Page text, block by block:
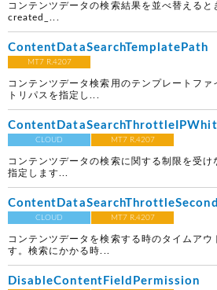
コンテンツデータの検索結果を並べ替えると
created_...
ContentDataSearchTemplatePath
MT7 R.4207
コンテンツデータ検索用のテンプレートファ
トリパスを指定し...
CLOUD MT7 R.4207
コンテンツデータの検索に関する制限を受
指定します...
CLOUD MT7 R.4207
コンテンツデータを検索する時のタイムアウ
す。検索にかかる時...
DisableContentFieldPermission